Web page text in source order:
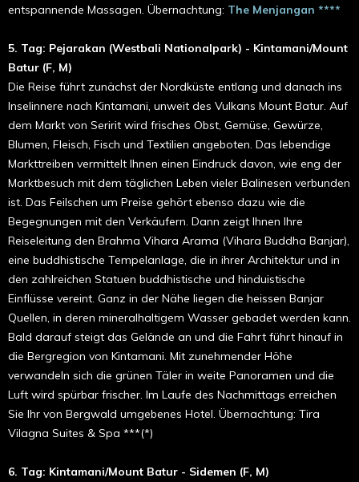
entspannende Massagen. Übernachtung: The Menjangan ****
5. Tag: Pejarakan (Westbali Nationalpark) - Kintamani/Mount
Batur (F, M)
Die Reise führt zunächst der Nordküste entlang und danach ins
Inselinnere nach Kintamani, unweit des Vulkans Mount Batur. Auf
dem Markt von Seririt wird frisches Obst, Gemüse, Gewürze,
Blumen, Fleisch, Fisch und Textilien angeboten. Das lebendige
Markttreiben vermittelt Ihnen einen Eindruck davon, wie eng der
Marktbesuch mit dem täglichen Leben vieler Balinesen verbunden
ist. Das Feilschen um Preise gehört ebenso dazu wie die
Begegnungen mit den Verkäufern. Dann zeigt Ihnen Ihre
Reiseleitung den Brahma Vihara Arama (Vihara Buddha Banjar),
eine buddhistische Tempelanlage, die in ihrer Architektur und in
den zahlreichen Statuen buddhistische und hinduistische
Einflüsse vereint. Ganz in der Nähe liegen die heissen Banjar
Quellen, in deren mineralhaltigem Wasser gebadet werden kann.
Bald darauf steigt das Gelände an und die Fahrt führt hinauf in
die Bergregion von Kintamani. Mit zunehmender Höhe
verwandeln sich die grünen Täler in weite Panoramen und die
Luft wird spürbar frischer. Im Laufe des Nachmittags erreichen
Sie Ihr von Bergwald umgebenes Hotel. Übernachtung: Tira
Vilagna Suites & Spa ***(*)
6. Tag: Kintamani/Mount Batur - Sidemen (F, M)